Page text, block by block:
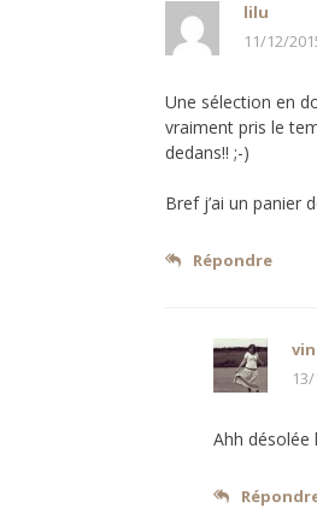
lilu
11/12/
Une sélection en
vraiment pris le
dedans!! ;-)
Bref j’ai un panier
Répondre
Ahh désolée